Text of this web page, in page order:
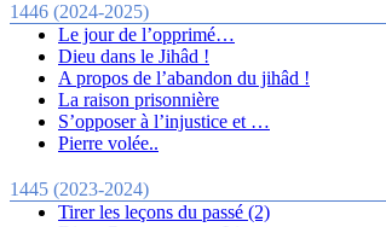
1446 (2024-2025)
Le jour de l’opprimé…
Dieu dans le Jihâd !
A propos de l’abandon du jihâd !
La raison prisonnière
S’opposer à l’injustice et …
Pierre volée..
1445 (2023-2024)
Tirer les leçons du passé (2)